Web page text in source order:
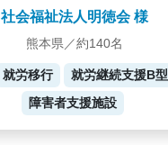
社会福祉法人明徳会 様
熊本県／約140名
就労移行 就労継続支援B型
障害者支援施設